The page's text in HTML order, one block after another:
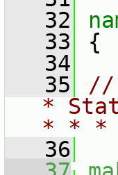
   32
   33
{
   34
   35
//
*
* *
   36